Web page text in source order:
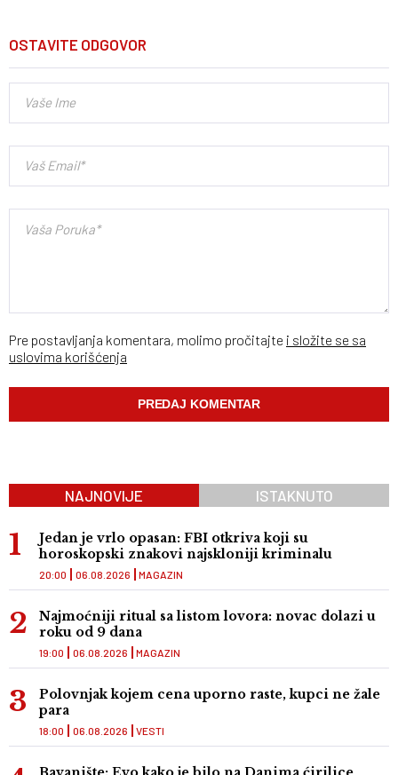
OSTAVITE ODGOVOR
Pre postavljanja komentara, molimo pročitajte i složite se sa
uslovima korišćenja
NAJNOVIJE ISTAKNUTO
Jedan je vrlo opasan: FBI otkriva koji su
horoskopski znakovi najskloniji kriminalu
MAGAZIN
20:00 06.08.2026
Najmoćniji ritual sa listom lovora: novac dolazi u
roku od 9 dana
MAGAZIN
19:00 06.08.2026
Polovnjak kojem cena uporno raste, kupci ne žale
para
VESTI
18:00 06.08.2026